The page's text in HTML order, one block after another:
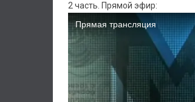
2 часть. Прямой эфир: